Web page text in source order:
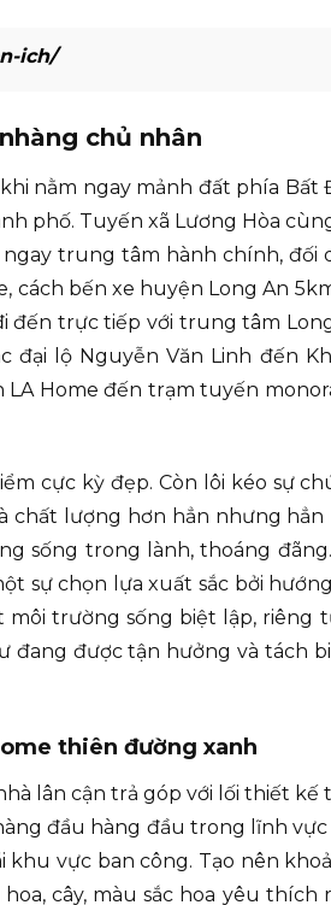
ich/
chủ nhân
nằm ngay mảnh đất phía
phố. Tuyến xã Lương Hòa
trung tâm hành chính,
cách bến xe huyện Long An
đến trực tiếp với trung tâm
đại lộ Nguyễn Văn Linh đến
Home đến trạm tuyến
cực kỳ đẹp. Còn lôi kéo sự
chất lượng hơn hẳn nhưng
sống trong lành, thoáng
sự chọn lựa xuất sắc bởi
trường sống biệt lập,
đang được tận hưởng và tách
thiên đường xanh
lân cận trả góp với lối thiết
đầu hàng đầu trong lĩnh
vực ban công. Tạo nên
cây, màu sắc hoa yêu